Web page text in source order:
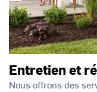
Entretien et
Nous offrons des